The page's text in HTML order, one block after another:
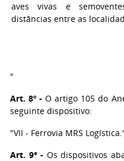
aves vivas e
distâncias entre as
"
Art. 8º - O artigo 105 do
seguinte dispositivo:
"VII - Ferrovia MRS
Art. 9° - Os dispositivos